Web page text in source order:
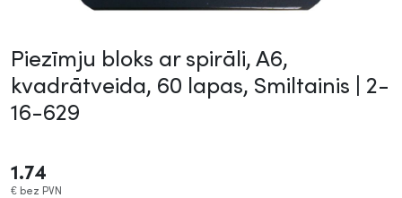
Piezīmju bloks ar spirāli, A6,
kvadrātveida, 60 lapas, Smiltainis | 2-
16-629
1.74
€ bez PVN